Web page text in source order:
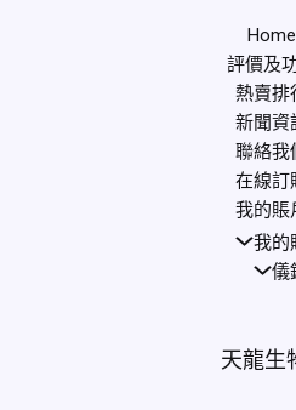
Home
評價及
熱賣排
新聞資
聯絡我
在線訂
我的賬
我的
儀
天龍生